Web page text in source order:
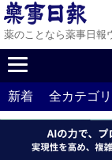
薬のことなら薬事日報
新着 全カテゴ